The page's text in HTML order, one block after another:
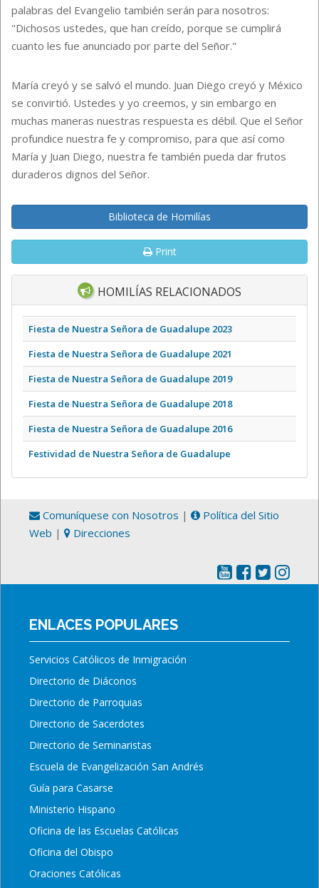
palabras del Evangelio también serán para nosotros:
"Dichosos ustedes, que han creído, porque se cumplirá
cuanto les fue anunciado por parte del Señor."
María creyó y se salvó el mundo. Juan Diego creyó y México
se convirtió. Ustedes y yo creemos, y sin embargo en
muchas maneras nuestras respuesta es débil. Que el Señor
profundice nuestra fe y compromiso, para que así como
María y Juan Diego, nuestra fe también pueda dar frutos
duraderos dignos del Señor.
Biblioteca de Homilías
Print
HOMILÍAS RELACIONADOS
Fiesta de Nuestra Señora de Guadalupe 2023
Fiesta de Nuestra Señora de Guadalupe 2021
Fiesta de Nuestra Señora de Guadalupe 2019
Fiesta de Nuestra Señora de Guadalupe 2018
Fiesta de Nuestra Señora de Guadalupe 2016
Festividad de Nuestra Señora de Guadalupe
Comuníquese con Nosotros |
Política del Sitio
Web | Direcciones
ENLACES POPULARES
Servicios Católicos de Inmigración
Directorio de Diáconos
Directorio de Parroquias
Directorio de Sacerdotes
Directorio de Seminaristas
Escuela de Evangelización San Andrés
Guía para Casarse
Ministerio Hispano
Oficina de las Escuelas Católicas
Oficina del Obispo
Oraciones Católicas